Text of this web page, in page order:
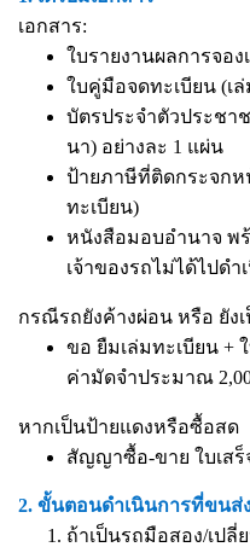
เอกสาร:
ใบรายงานผลการจอง
ใบคู่มือจดทะเบียน (เ
บัตรประจำตัวประชา
นา) อย่างละ 1 แผ่น
ป้ายภาษีที่ติดกระจก
ทะเบียน)
หนังสือมอบอำนาจ พ
เจ้าของรถไม่ได้ไปดำ
กรณีรถยังค้างผ่อน หรือ ยัง
ขอ ยืมเล่มทะเบียน +
ค่ามัดจำประมาณ
หากเป็นป้ายแดงหรือซื้อสด
สัญญาซื้อ-ขาย ใบเสร็
2. ขั้นตอนดำเนินการที่ขนส่
ถ้าเป็นรถมือสอง/เปลี่